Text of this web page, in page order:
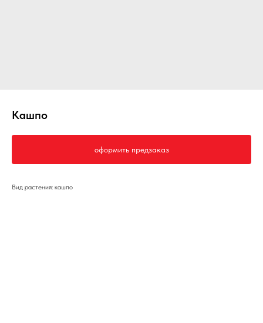
Кашпо
оформить предзаказ
Вид растения: кашпо